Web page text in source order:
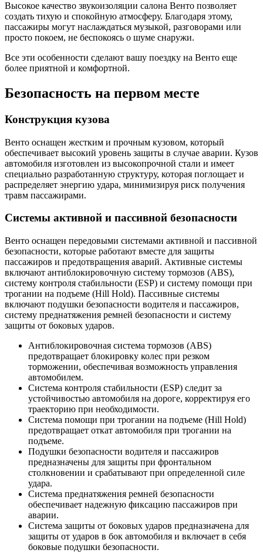
Высокое качество звукоизоляции салона Венто позволяет
создать тихую и спокойную атмосферу. Благодаря этому,
пассажиры могут наслаждаться музыкой, разговорами или
просто покоем, не беспокоясь о шуме снаружи.
Все эти особенности сделают вашу поездку на Венто еще
более приятной и комфортной.
Безопасность на первом месте
Конструкция кузова
Венто оснащен жестким и прочным кузовом, который
обеспечивает высокий уровень защиты в случае аварии. Кузов
автомобиля изготовлен из высокопрочной стали и имеет
специально разработанную структуру, которая поглощает и
распределяет энергию удара, минимизируя риск получения
травм пассажирами.
Системы активной и пассивной безопасности
Венто оснащен передовыми системами активной и пассивной
безопасности, которые работают вместе для защиты
пассажиров и предотвращения аварий. Активные системы
включают антиблокировочную систему тормозов (ABS),
систему контроля стабильности (ESP) и систему помощи при
трогании на подъеме (Hill Hold). Пассивные системы
включают подушки безопасности водителя и пассажиров,
систему преднатяжения ремней безопасности и систему
защиты от боковых ударов.
Антиблокировочная система тормозов (ABS)
предотвращает блокировку колес при резком
торможении, обеспечивая возможность управления
автомобилем.
Система контроля стабильности (ESP) следит за
устойчивостью автомобиля на дороге, корректируя его
траекторию при необходимости.
Система помощи при трогании на подъеме (Hill Hold)
предотвращает откат автомобиля при трогании на
подъеме.
Подушки безопасности водителя и пассажиров
предназначены для защиты при фронтальном
столкновении и срабатывают при определенной силе
удара.
Система преднатяжения ремней безопасности
обеспечивает надежную фиксацию пассажиров при
аварии.
Система защиты от боковых ударов предназначена для
защиты от ударов в бок автомобиля и включает в себя
боковые подушки безопасности.